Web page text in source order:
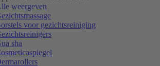
weergeven
voor gezichtsreiniging
sha